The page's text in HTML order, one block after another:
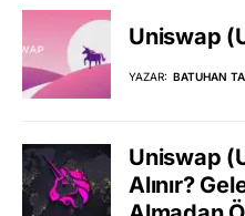
Uniswap
YAZAR: BATUHAN
Uniswap
Alınır?